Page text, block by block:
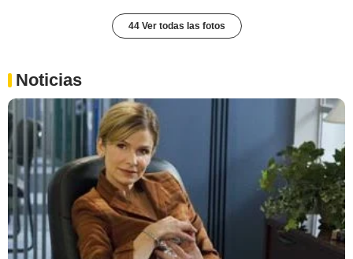
44 Ver todas las fotos
Noticias